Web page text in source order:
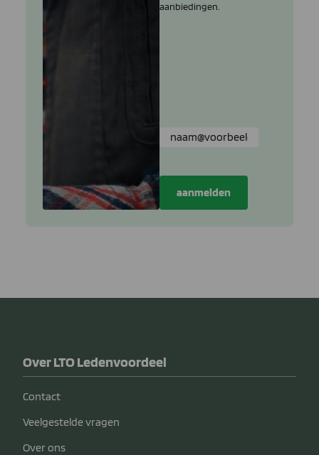
aanbiedingen.
Over LTO Ledenvoordeel
Contact
Veelgestelde vragen
Over ons